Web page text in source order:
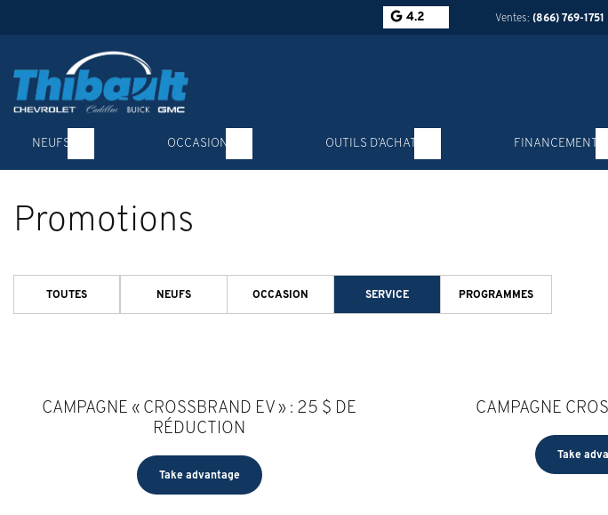
4.2 Ventes: (866) 769-1751
NEUFS OCCASION OUTILS D’ACHAT FINANCEMENT
Promotions
TOUTES NEUFS OCCASION SERVICE PROGRAMMES
CAMPAGNE « CROSSBRAND EV » : 25 $ DE
RÉDUCTION
Take advantage
CAMPAGNE
Take